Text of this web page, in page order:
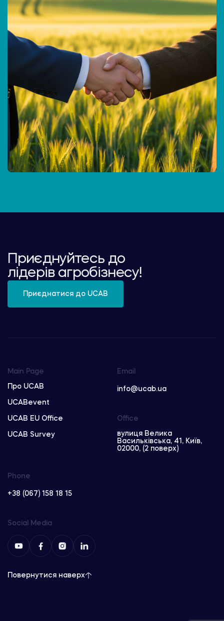
Приєднуйтесь до
лідерів агробізнесу!
Приєднатися до UCAB
Main Page
Про UCAB
UCABevent
UCAB EU Office
UCAB Survey
Email
info@ucab.ua
Phone
+38 (067) 158 18 15
Office
вулиця Велика
Васильківська, 41, Київ,
02000, (2 поверх)
Social Media
Повернутися наверх